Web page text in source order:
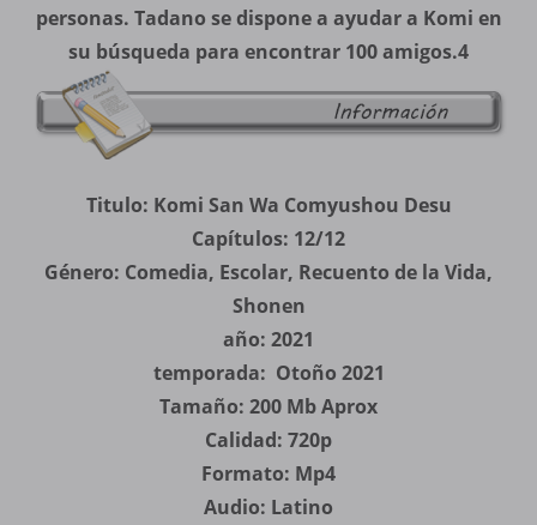
personas. Tadano se dispone a ayudar a Komi en
su búsqueda para encontrar 100 amigos.4
Titulo: Komi San Wa Comyushou Desu
Capítulos: 12/12
Género: Comedia, Escolar, Recuento de la Vida,
Shonen
año: 2021
temporada: Otoño 2021
Tamaño: 200 Mb Aprox
Calidad: 720p
Formato: Mp4
Audio: Latino